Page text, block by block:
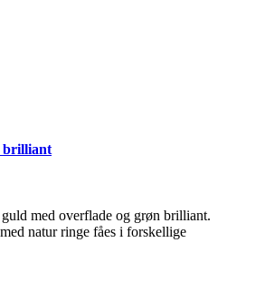
brilliant
med overflade og grøn brilliant.
natur ringe fåes i forskellige